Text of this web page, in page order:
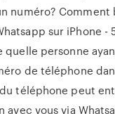
numéro? Comment
sur iPhone -
quelle personne
de téléphone
téléphone peut
avec vous via